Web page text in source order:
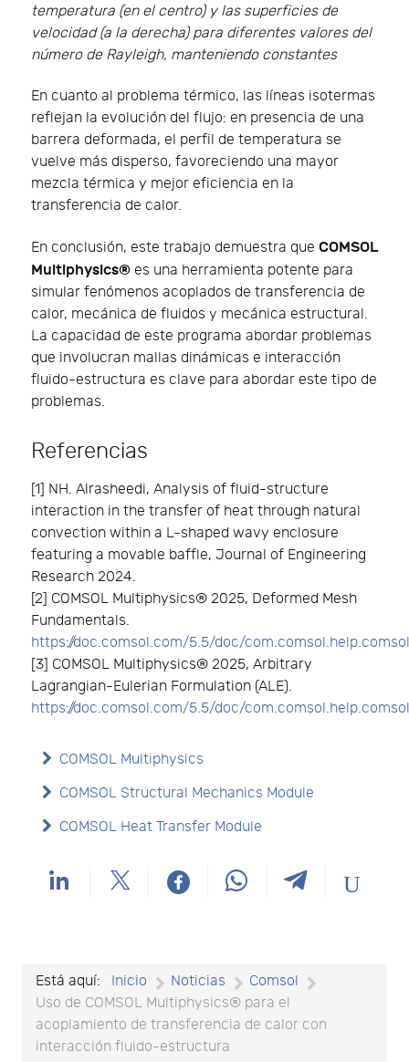
temperatura (en el centro) y las superficies de
velocidad (a la derecha) para diferentes valores del
número de Rayleigh, manteniendo constantes
En cuanto al problema térmico, las líneas isotermas
reflejan la evolución del flujo: en presencia de una
barrera deformada, el perfil de temperatura se
vuelve más disperso, favoreciendo una mayor
mezcla térmica y mejor eficiencia en la
transferencia de calor.
En conclusión, este trabajo demuestra que COMSOL
Multiphysics® es una herramienta potente para
simular fenómenos acoplados de transferencia de
calor, mecánica de fluidos y mecánica estructural.
La capacidad de este programa abordar problemas
que involucran mallas dinámicas e interacción
fluido-estructura es clave para abordar este tipo de
problemas.
Referencias
[1] NH. Alrasheedi, Analysis of fluid-structure
interaction in the transfer of heat through natural
convection within a L-shaped wavy enclosure
featuring a movable baffle, Journal of Engineering
Research 2024.
[2] COMSOL Multiphysics® 2025, Deformed Mesh
Fundamentals.
https://doc.comsol.com/5.5/doc/
[3] COMSOL Multiphysics® 2025, Arbitrary
Lagrangian-Eulerian Formulation (ALE).
https://doc.comsol.com/5.5/doc/
COMSOL Multiphysics
COMSOL Structural Mechanics Module
COMSOL Heat Transfer Module
Está aquí: Inicio Noticias
Comsol
Uso de COMSOL Multiphysics® para el
acoplamiento de transferencia de calor con
interacción fluido-estructura